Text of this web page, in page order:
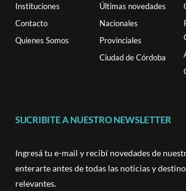
Instituciones
Contacto
Quienes Somos
Últimas novedades
Nacionales
Provinciales
Ciudad de Córdoba
SUCRIBITE A NUESTRO NEWSLETTER
Ingresá tu e-mail y recibí novedades de
enterarte antes de todas las noticias y
relevantes.